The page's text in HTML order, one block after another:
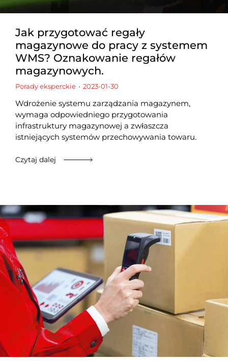
Jak przygotować regały
magazynowe do pracy z systemem
WMS? Oznakowanie regałów
magazynowych.
Porady eksperckie 2023-01-30
Wdrożenie systemu zarządzania magazynem,
wymaga odpowiedniego przygotowania
infrastruktury magazynowej a zwłaszcza
istniejących systemów przechowywania towaru.
Czytaj dalej